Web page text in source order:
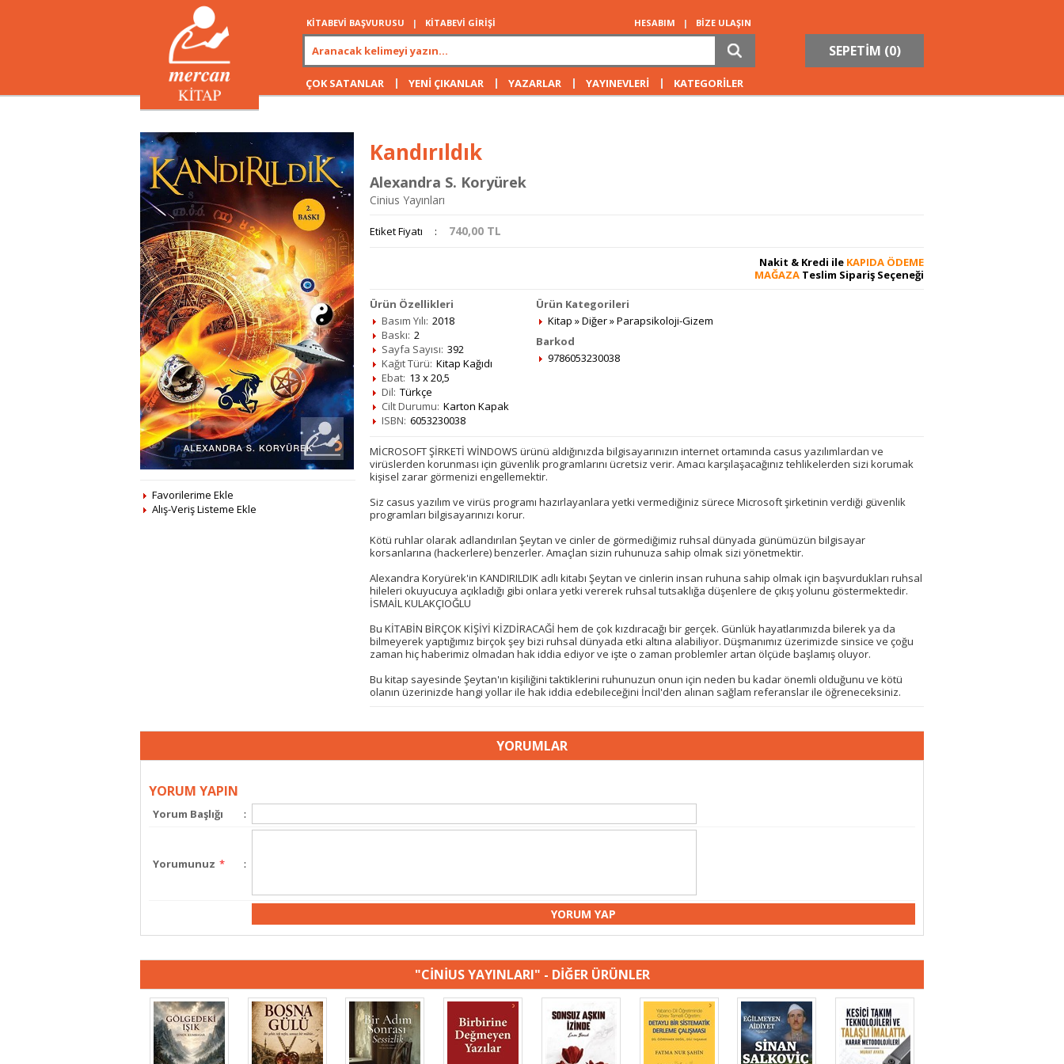
KİTABEVİ BAŞVURUSU | KİTABEVİ GİRİŞİ HESABIM | BİZE ULAŞIN
SEPETİM (0)
ÇOK SATANLAR | YENİ ÇIKANLAR | YAZARLAR | YAYINEVLERİ | KATEGORİLER
Favorilerime Ekle
Alış-Veriş Listeme Ekle
Kandırıldık
Alexandra S. Koryürek
Cinius Yayınları
Etiket Fiyatı : 740,00 TL
Nakit & Kredi ile KAPIDA ÖDEME
MAĞAZA Teslim Sipariş Seçeneği
Ürün Özellikleri
Basım Yılı: 2018
Baskı: 2
Sayfa Sayısı: 392
Kağıt Türü: Kitap Kağıdı
Ebat: 13 x 20,5
Dil: Türkçe
Cilt Durumu: Karton Kapak
ISBN: 6053230038
Ürün Kategorileri
Kitap »Diğer»Parapsikoloji-Gizem
Barkod
9786053230038
MİCROSOFT ŞİRKETİ WİNDOWS ürünü aldığınızda bilgisayarınızın internet ortamında casus yazılımlardan ve
virüslerden korunması için güvenlik programlarını ücretsiz verir. Amacı karşılaşacağınız tehlikelerden sizi korumak
kişisel zarar görmenizi engellemektir.
Siz casus yazılım ve virüs programı hazırlayanlara yetki vermediğiniz sürece Microsoft şirketinin verdiği güvenlik
programları bilgisayarınızı korur.
Kötü ruhlar olarak adlandırılan Şeytan ve cinler de görmediğimiz ruhsal dünyada günümüzün bilgisayar
korsanlarına (hackerlere) benzerler. Amaçlan sizin ruhunuza sahip olmak sizi yönetmektir.
Alexandra Koryürek'in KANDIRILDIK adlı kitabı Şeytan ve cinlerin insan ruhuna sahip olmak için başvurdukları ruhsal
hileleri okuyucuya açıkladığı gibi onlara yetki vererek ruhsal tutsaklığa düşenlere de çıkış yolunu göstermektedir.
İSMAİL KULAKÇIOĞLU
Bu KİTABİN BİRÇOK KİŞİYİ KİZDİRACAĞİ hem de çok kızdıracağı bir gerçek. Günlük hayatlarımızda bilerek ya da
bilmeyerek yaptığımız birçok şey bizi ruhsal dünyada etki altına alabiliyor. Düşmanımız üzerimizde sinsice ve çoğu
zaman hiç haberimiz olmadan hak iddia ediyor ve işte o zaman problemler artan ölçüde başlamış oluyor.
Bu kitap sayesinde Şeytan'ın kişiliğini taktiklerini ruhunuzun onun için neden bu kadar önemli olduğunu ve kötü
olanın üzerinizde hangi yollar ile hak iddia edebileceğini İncil'den alınan sağlam referanslar ile öğreneceksiniz.
YORUMLAR
YORUM YAPIN
Yorum Başlığı :
Yorumunuz * :
"CİNİUS YAYINLARI" - DİĞER ÜRÜNLER